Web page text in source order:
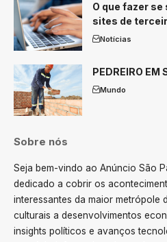
O que fazer
sites de
Notícias
PEDREIRO EM
Mundo
Sobre nós
Seja bem-vindo ao Anúncio São
dedicado a cobrir os
interessantes da maior metrópole
culturais a desenvolvimentos
insights políticos e avanços